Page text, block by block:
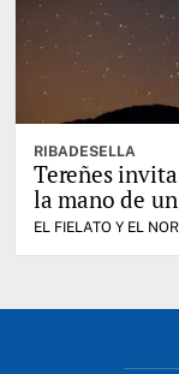
RIBADESELLA
Tereñes
la mano de
EL FIELATO Y EL